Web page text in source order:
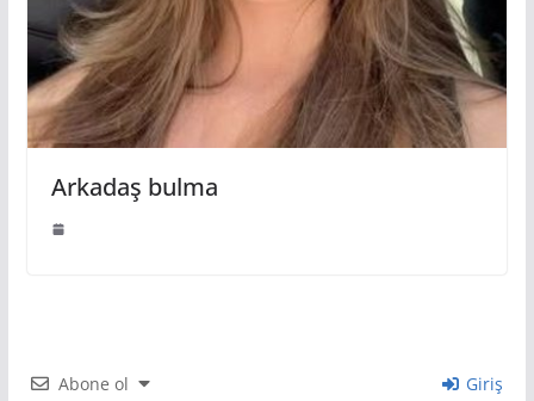
Arkadaş bulma
Abone ol Giriş